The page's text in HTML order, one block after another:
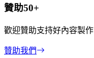
贊助50+
歡迎贊助支持好內容製作
贊助我們